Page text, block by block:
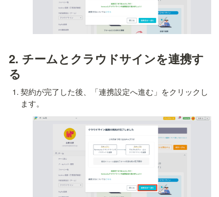
2. チームとクラウドサインを連携す
る
契約が完了した後、「連携設定へ進む」をクリックし
ます。